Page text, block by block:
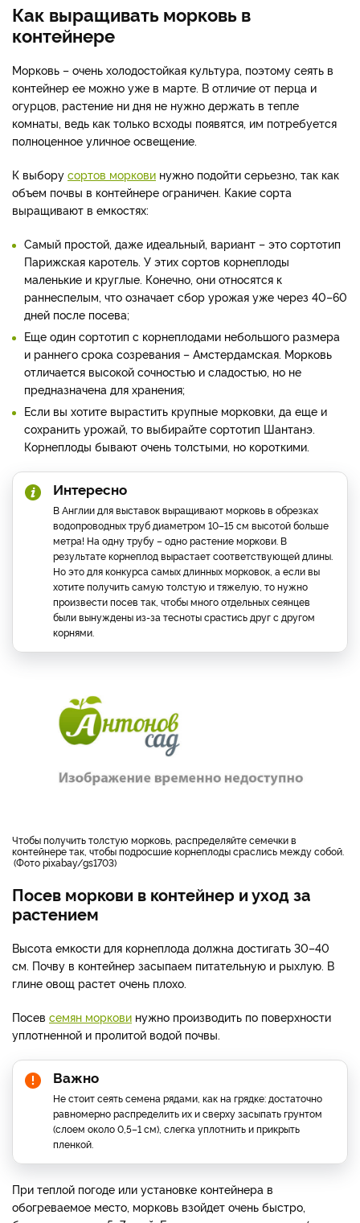
Как выращивать морковь в
контейнере
Морковь – очень холодостойкая культура, поэтому сеять в
контейнер ее можно уже в марте. В отличие от перца и
огурцов, растение ни дня не нужно держать в тепле
комнаты, ведь как только всходы появятся, им потребуется
полноценное уличное освещение.
К выбору сортов моркови нужно подойти серьезно, так как
объем почвы в контейнере ограничен. Какие сорта
выращивают в емкостях:
Самый простой, даже идеальный, вариант – это сортотип
Парижская каротель. У этих сортов корнеплоды
маленькие и круглые. Конечно, они относятся к
раннеспелым, что означает сбор урожая уже через 40–60
дней после посева;
Еще один сортотип с корнеплодами небольшого размера
и раннего срока созревания – Амстердамская. Морковь
отличается высокой сочностью и сладостью, но не
предназначена для хранения;
Если вы хотите вырастить крупные морковки, да еще и
сохранить урожай, то выбирайте сортотип Шантанэ.
Корнеплоды бывают очень толстыми, но короткими.
Интересно
В Англии для выставок выращивают морковь в обрезках
водопроводных труб диаметром 10–15 см высотой больше
метра! На одну трубу – одно растение моркови. В
результате корнеплод вырастает соответствующей длины.
Но это для конкурса самых длинных морковок, а если вы
хотите получить самую толстую и тяжелую, то нужно
произвести посев так, чтобы много отдельных сеянцев
были вынуждены из-за тесноты срастись друг с другом
корнями.
чтобы получить толстую морковь, распределяйте семечки в
контейнере так, чтобы подросшие корнеплоды сраслись между собой.
Фото pixabay/gs1703
Посев моркови в контейнер и уход за
растением
Высота емкости для корнеплода должна достигать 30–40
см. Почву в контейнер засыпаем питательную и рыхлую. В
глине овощ растет очень плохо.
Посев семян моркови нужно производить по поверхности
уплотненной и пролитой водой почвы.
Важно
Не стоит сеять семена рядами, как на грядке: достаточно
равномерно распределить их и сверху засыпать грунтом
(слоем около 0,5–1 см), слегка уплотнить и прикрыть
пленкой.
При теплой погоде или установке контейнера в
обогреваемое место, морковь взойдет очень быстро,